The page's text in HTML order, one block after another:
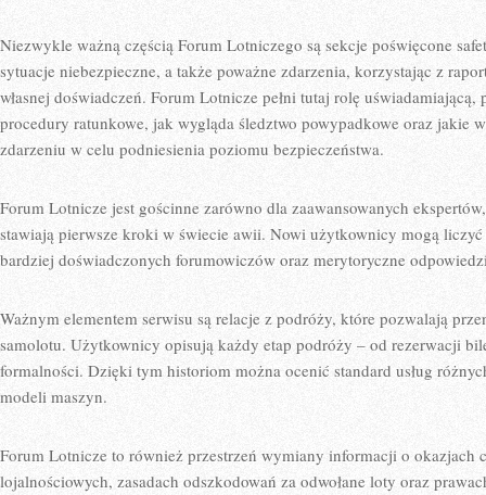
Niezwykle ważną częścią Forum Lotniczego są sekcje poświęcone
sytuacje niebezpieczne, a także poważne zdarzenia, korzystając z
własnej doświadczeń. Forum Lotnicze pełni tutaj rolę
procedury ratunkowe, jak wygląda śledztwo powypadkowe oraz jakie
zdarzeniu w celu podniesienia poziomu bezpieczeństwa.
Forum Lotnicze jest gościnne zarówno dla zaawansowanych
stawiają pierwsze kroki w świecie awii. Nowi użytkownicy mogą
bardziej doświadczonych forumowiczów oraz merytoryczne
Ważnym elementem serwisu są relacje z podróży, które pozwalają
samolotu. Użytkownicy opisują każdy etap podróży – od rezerwacji
formalności. Dzięki tym historiom można ocenić standard usług
modeli maszyn.
Forum Lotnicze to również przestrzeń wymiany informacji o okazjach
lojalnościowych, zasadach odszkodowań za odwołane loty oraz